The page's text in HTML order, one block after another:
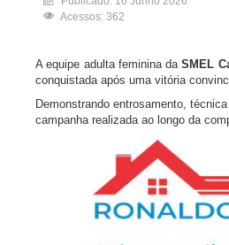
Acessos: 362
A equipe adulta feminina daSMEL
conquistada após uma vitória
Demonstrando entrosamento,
campanha realizada ao longo da